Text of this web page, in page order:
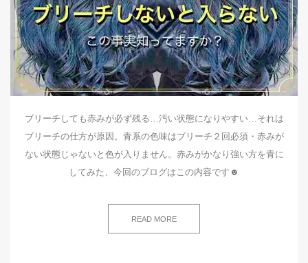
ブリーチしても赤みが必ず残る…汚い状態になりやすい…それは
ブリーチの仕方が原因。青系の色味はブリーチ２回必須・赤みが
ない状態じゃないと色が入りません。赤みがかなり強い方を青に
してみた、今回のブログはこの内容です☻
READ MORE